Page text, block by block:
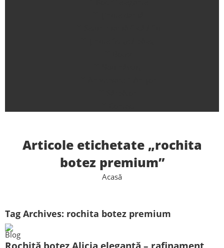
Articole etichetate „rochita
botez premium”
Acasă
Tag Archives: rochita botez premium
Blog